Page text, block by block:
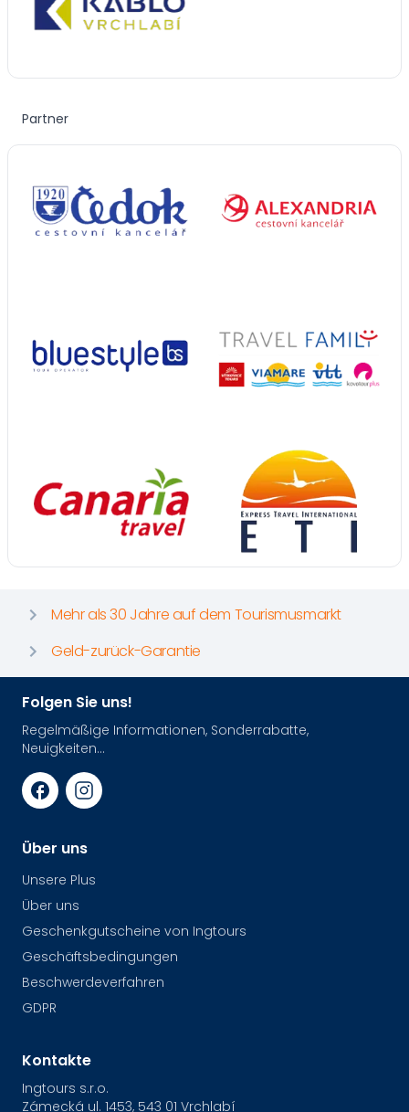
Partner
Mehr als 30 Jahre auf dem Tourismusmarkt
Geld-zurück-Garantie
Folgen Sie uns!
Regelmäßige Informationen, Sonderrabatte,
Neuigkeiten...
Über uns
Unsere Plus
Über uns
Geschenkgutscheine von Ingtours
Geschäftsbedingungen
Beschwerdeverfahren
GDPR
Kontakte
Ingtours s.r.o.
Zámecká ul. 1453, 543 01 Vrchlabí